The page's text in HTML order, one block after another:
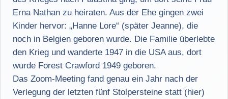
Erna Nathan zu heiraten. Aus der Ehe gingen zwei
Kinder hervor: „Hanne Lore“ (später Jeanne), die
noch in Belgien geboren wurde. Die Familie überlebte
den Krieg und wanderte 1947 in die USA aus, dort
wurde Forest Crawford 1949 geboren.
Das Zoom-Meeting fand genau ein Jahr nach der
Verlegung der letzten fünf Stolpersteine statt (hier)